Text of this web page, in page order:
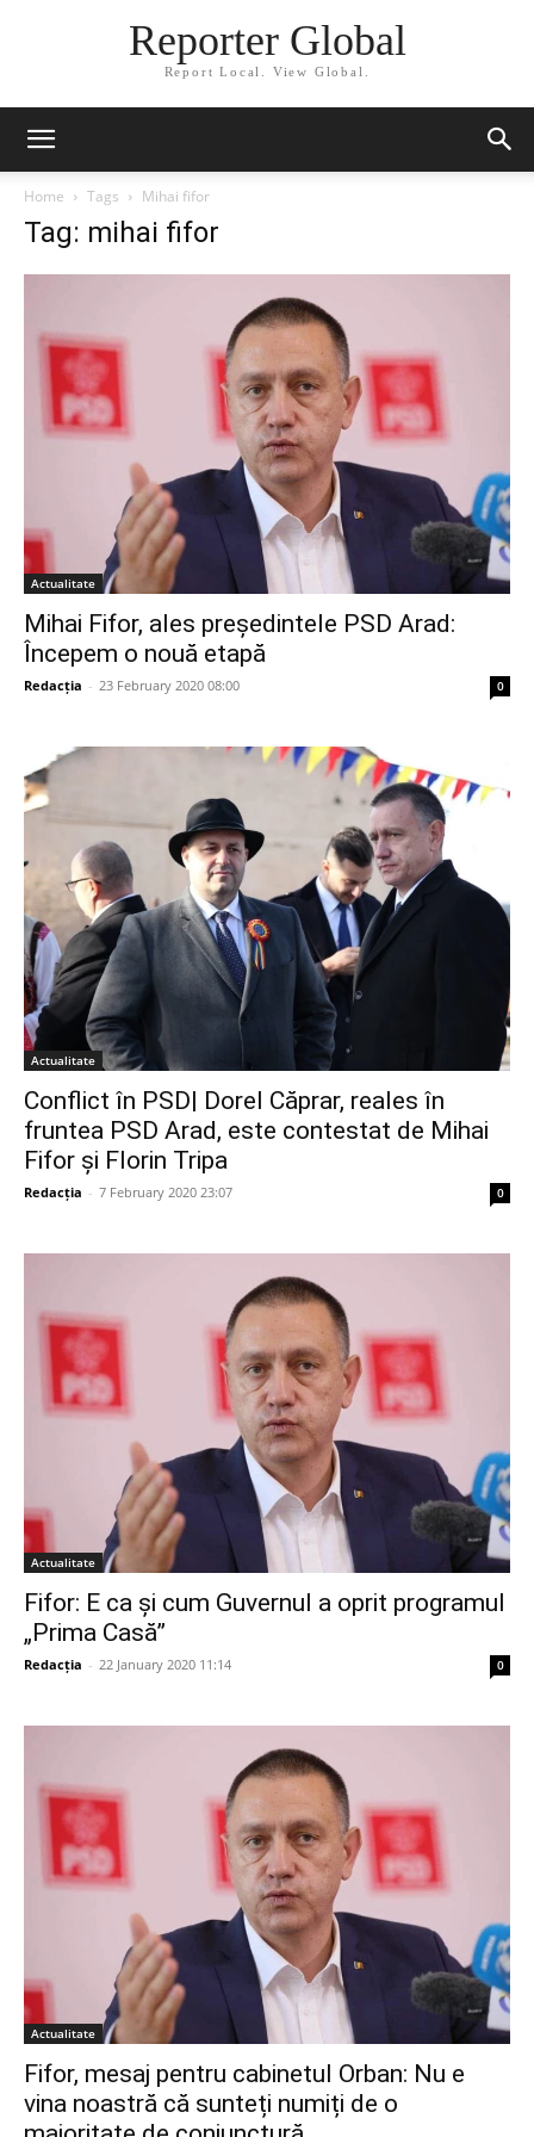
Reporter Global
Report Local. View Global.
Home Tags Mihai fifor
Tag: mihai fifor
Actualitate
Mihai Fifor, ales președintele PSD Arad:
Începem o nouă etapă
Redacția - 23 February 2020 08:00 0
Actualitate
Conflict în PSD| Dorel Căprar, reales în
fruntea PSD Arad, este contestat de Mihai
Fifor și Florin Tripa
Redacția - 7 February 2020 23:07 0
Actualitate
Fifor: E ca și cum Guvernul a oprit programul
„Prima Casă”
Redacția - 22 January 2020 11:14 0
Actualitate
Fifor, mesaj pentru cabinetul Orban: Nu e
vina noastră că sunteți numiți de o